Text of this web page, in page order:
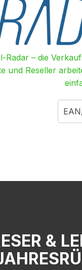
Radar – die
und Reseller
&